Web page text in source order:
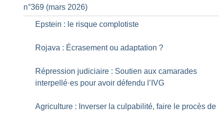
n°369 (mars 2026)
Epstein : le risque complotiste
Rojava : Écrasement ou adaptation ?
Répression judiciaire : Soutien aux camarades
interpellé·es pour avoir défendu l’IVG
Agriculture : Inverser la culpabilité, faire le procès de